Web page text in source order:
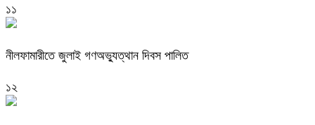
১১
নীলফামারীতে জুলাই গণঅভ্যুত্থান দিবস পালিত
১২